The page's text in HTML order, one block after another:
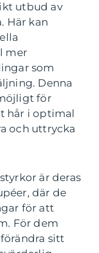
utbud av
Här kan
mer
som
Denna
för
hår i optimal
och uttrycka
är deras
där de
för att
För dem
sitt